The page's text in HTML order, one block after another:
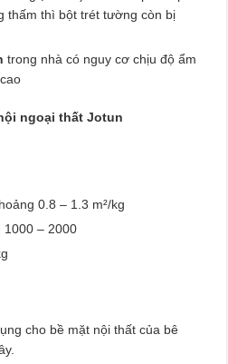
thấm thì bột trét tường còn bị
trong nhà có nguy cơ chịu độ ẩm
ngoại thất Jotun
0.8 – 1.3 m²/kg
1000 – 2000
cho bề mặt nội thất của bê